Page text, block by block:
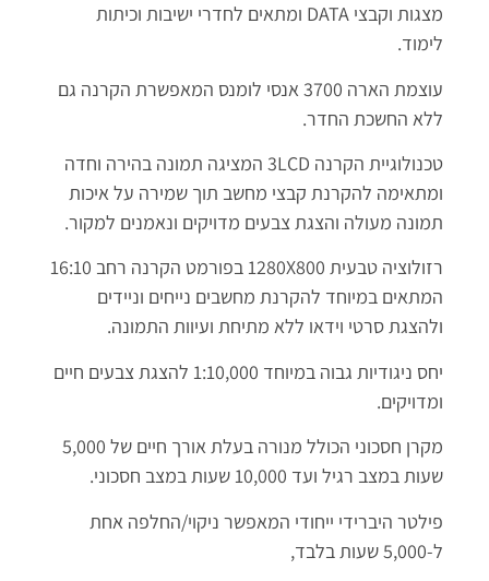
מצגות וקבצי DATA ומתאים לחדרי ישיבות וכיתות
לימוד.
עוצמת הארה 3700 אנסי לומנס המאפשרת הקרנה גם
ללא החשכת החדר.
טכנולוגיית הקרנה 3LCD המציגה תמונה בהירה וחדה
ומתאימה להקרנת קבצי מחשב תוך שמירה על איכות
תמונה מעולה והצגת צבעים מדויקים ונאמנים למקור.
רזולוציה טבעית 1280X800 בפורמט הקרנה רחב 16:10
המתאים במיוחד להקרנת מחשבים נייחים וניידים
ולהצגת סרטי וידאו ללא מתיחת ועיוות התמונה.
יחס ניגודיות גבוה במיוחד 1:10,000 להצגת צבעים חיים
ומדויקים.
מקרן חסכוני הכולל מנורה בעלת אורך חיים של 5,000
שעות במצב רגיל ועד 10,000 שעות במצב חסכוני.
פילטר היברידי ייחודי המאפשר ניקוי/החלפה אחת
ל-5,000 שעות בלבד,